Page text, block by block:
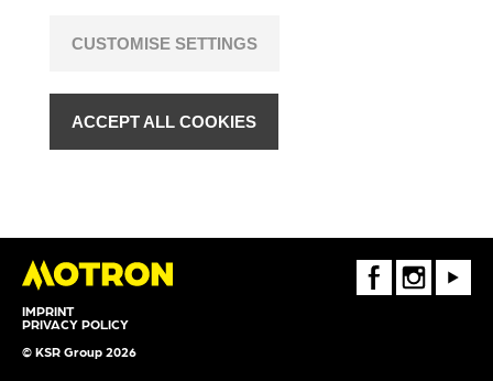
IMPRINT
PRIVACY POLICY
© KSR Group 2026
FaceBookInstagramYoutube
CUSTOMISE SETTINGS
ACCEPT ALL COOKIES